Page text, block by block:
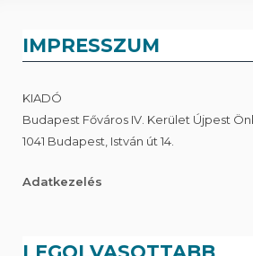
IMPRESSZUM
KIADÓ
Budapest Főváros IV. Kerület Újpest
1041 Budapest, István út 14.
Adatkezelés